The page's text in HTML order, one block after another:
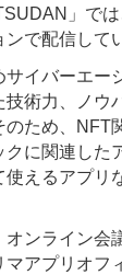
」で
で配信して
イバーエー
術力、ノウ
のため、NFT
に関連した
えるアプリ
ンライン会
アプリオフ